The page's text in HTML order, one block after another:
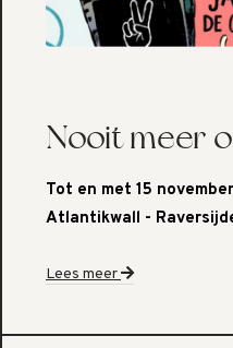
Nooit meer
Tot en met 15
Atlantikwall -
Lees meer